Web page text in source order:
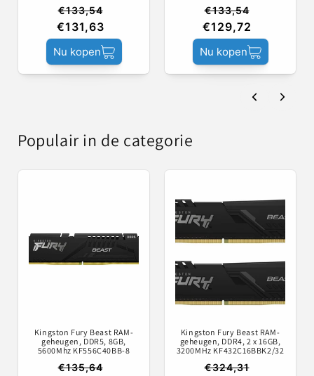
€133,54
€131,63
Nu kopen
€133,54
€129,72
Nu kopen
Populair in de categorie
Kingston Fury Beast RAM-
geheugen, DDR5, 8GB,
5600Mhz KF556C40BB-8
€135,64
Kingston Fury Beast RAM-
geheugen, DDR4, 2 x 16GB,
3200MHz KF432C16BBK2/32
€324,31